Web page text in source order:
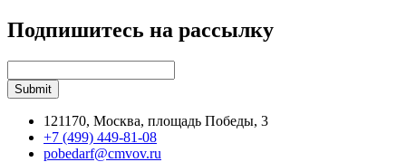
Подпишитесь на рассылку
121170, Москва, площадь Победы, 3
+7 (499) 449-81-08
pobedarf@cmvov.ru